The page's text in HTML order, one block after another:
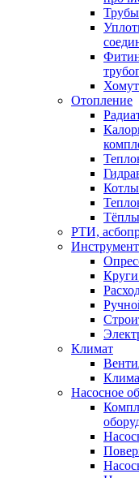
Отопление
Котлы
РТИ,
Инструмент
Круги
Климат
Насосное